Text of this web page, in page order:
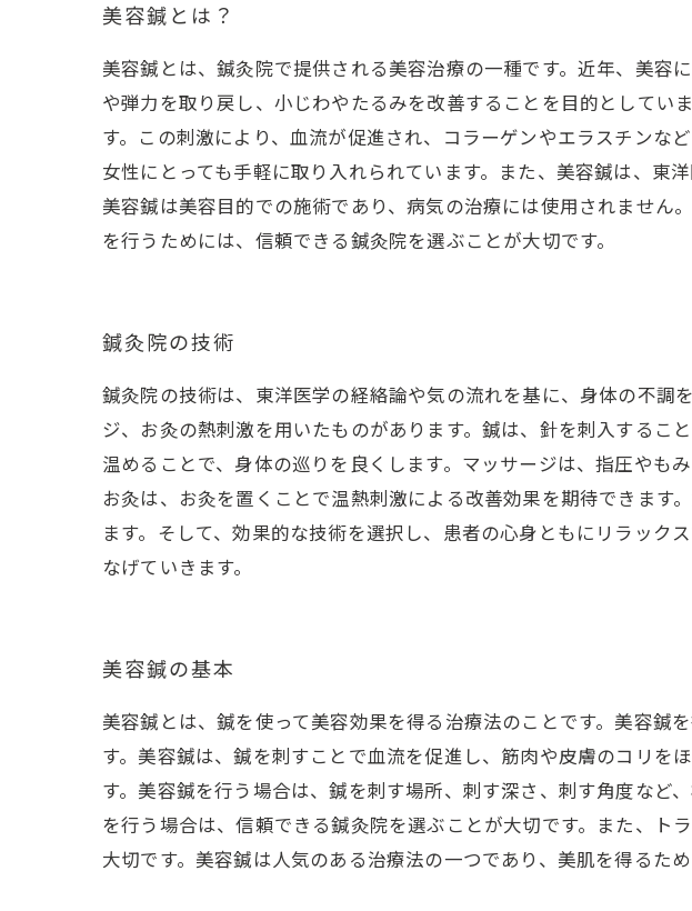
美容鍼とは？
美容鍼とは、鍼灸院で提供される美容治療の一種です。近年、美容
や弾力を取り戻し、小じわやたるみを改善することを目的として
す。この刺激により、血流が促進され、コラーゲンやエラスチン
女性にとっても手軽に取り入れられています。また、美容鍼は、東
美容鍼は美容目的での施術であり、病気の治療には使用されませ
を行うためには、信頼できる鍼灸院を選ぶことが大切です。
鍼灸院の技術
鍼灸院の技術は、東洋医学の経絡論や気の流れを基に、身体の不
ジ、お灸の熱刺激を用いたものがあります。鍼は、針を刺入する
温めることで、身体の巡りを良くします。マッサージは、指圧やも
お灸は、お灸を置くことで温熱刺激による改善効果を期待できま
ます。そして、効果的な技術を選択し、患者の心身ともにリラッ
なげていきます。
美容鍼の基本
美容鍼とは、鍼を使って美容効果を得る治療法のことです。美容鍼
す。美容鍼は、鍼を刺すことで血流を促進し、筋肉や皮膚のコリを
す。美容鍼を行う場合は、鍼を刺す場所、刺す深さ、刺す角度など
を行う場合は、信頼できる鍼灸院を選ぶことが大切です。また、
大切です。美容鍼は人気のある治療法の一つであり、美肌を得るた